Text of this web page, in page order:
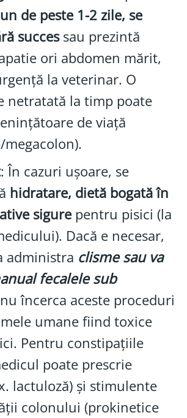
de peste 1-2 zile, se
successau prezintă
ori abdomen mărit,
la veterinar. O
netratată la timp poate
de viață
: În cazuri ușoare, se
hidratare, dietă bogată în
sigurepentru pisici (la
Dacă e necesar,
administra clisme sau va
fecalele sub
încerca aceste proceduri
umane fiind toxice
Pentru constipațiile
poate prescrie
lactuloză) și stimulente
colonului (prokinetice